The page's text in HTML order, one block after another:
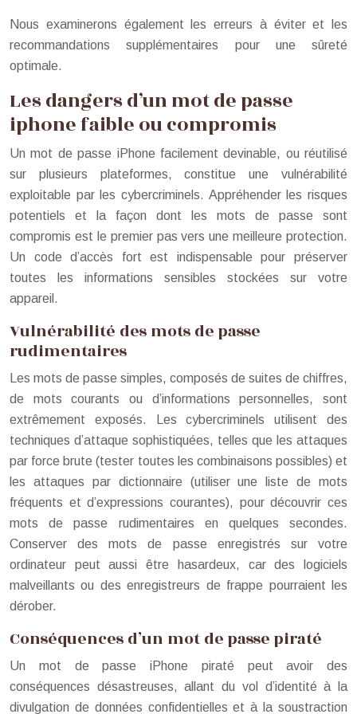
Nous examinerons également les erreurs à éviter et les
recommandations supplémentaires pour une sûreté
optimale.
Les dangers d’un mot de passe
iphone faible ou compromis
Un mot de passe iPhone facilement devinable, ou réutilisé
sur plusieurs plateformes, constitue une vulnérabilité
exploitable par les cybercriminels. Appréhender les risques
potentiels et la façon dont les mots de passe sont
compromis est le premier pas vers une meilleure protection.
Un code d’accès fort est indispensable pour préserver
toutes les informations sensibles stockées sur votre
appareil.
Vulnérabilité des mots de passe
rudimentaires
Les mots de passe simples, composés de suites de chiffres,
de mots courants ou d’informations personnelles, sont
extrêmement exposés. Les cybercriminels utilisent des
techniques d’attaque sophistiquées, telles que les attaques
par force brute (tester toutes les combinaisons possibles) et
les attaques par dictionnaire (utiliser une liste de mots
fréquents et d’expressions courantes), pour découvrir ces
mots de passe rudimentaires en quelques secondes.
Conserver des mots de passe enregistrés sur votre
ordinateur peut aussi être hasardeux, car des logiciels
malveillants ou des enregistreurs de frappe pourraient les
dérober.
Conséquences d’un mot de passe piraté
Un mot de passe iPhone piraté peut avoir des
conséquences désastreuses, allant du vol d’identité à la
divulgation de données confidentielles et à la soustraction